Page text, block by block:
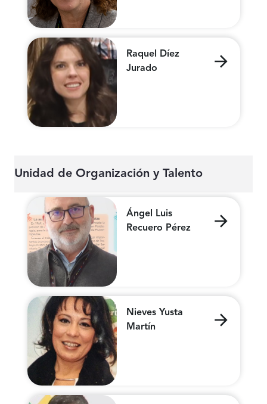
Raquel Díez
Jurado
Unidad de Organización y Talento
Ángel Luis
Recuero Pérez
Nieves Yusta
Martín